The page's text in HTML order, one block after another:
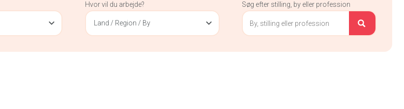
Hvor vil du arbejde?
Land / Region / By
Søg efter stilling, by eller profession